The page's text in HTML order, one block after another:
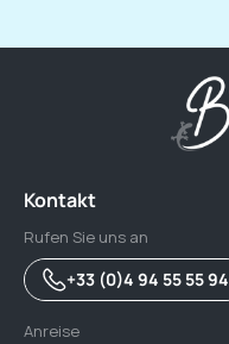
Kontakt
Rufen Sie uns an
+33 (0)4 94 55 55 94
Anreise